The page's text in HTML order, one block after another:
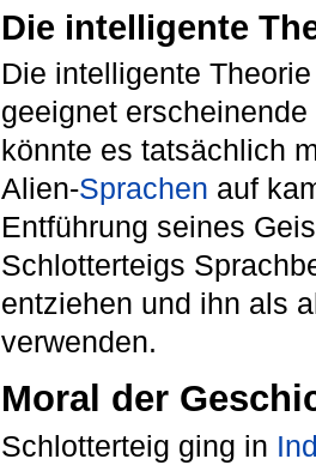
Die intelligente
Die intelligente
geeignet
könnte es tatsächlich
Alien-Sprachen auf
Entführung seines
Schlotterteigs
entziehen und ihn als
verwenden.
Moral der
Schlotterteig ging in